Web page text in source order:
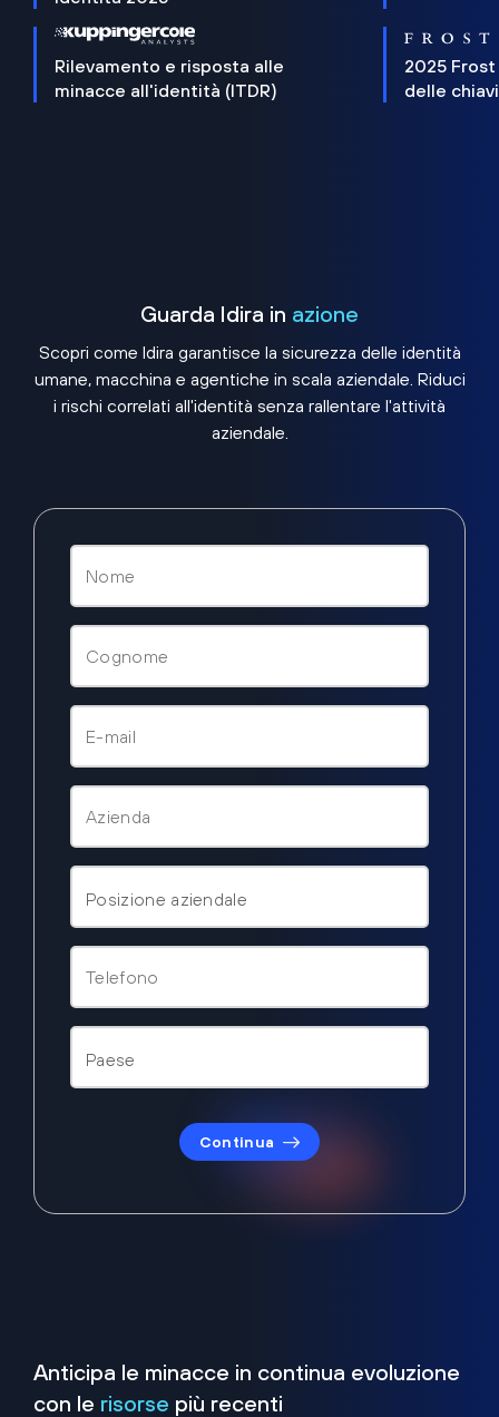
Rilevamento e risposta alle
minacce all'identità (ITDR)
2025 Frost
delle
Guarda Idira in azione
Scopri come Idira garantisce la sicurezza delle identità
umane, macchina e agentiche in scala aziendale. Riduci
i rischi correlati all'identità senza rallentare l'attività
aziendale.
Continua
Anticipa le minacce in continua evoluzione
con le risorse più recenti